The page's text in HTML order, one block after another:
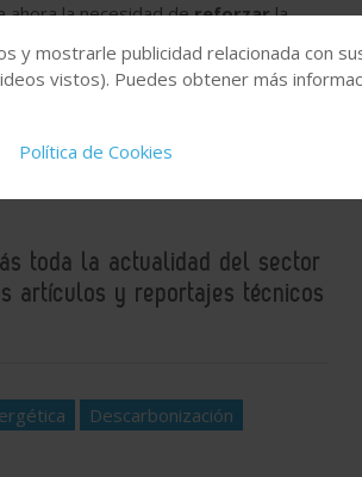
ahora la necesidad dereforzarla
toda la actualidad del sector
artículos y reportajes técnicos
Descarbonización
mostrarle publicidad relacionada con
vistos). Puedes obtener más
Política de Cookies